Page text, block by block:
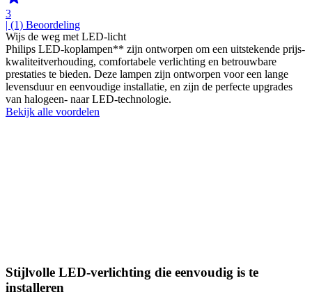
3
| (1) Beoordeling
Wijs de weg met LED-licht
Philips LED-koplampen** zijn ontworpen om een uitstekende prijs-
kwaliteitverhouding, comfortabele verlichting en betrouwbare
prestaties te bieden. Deze lampen zijn ontworpen voor een lange
levensduur en eenvoudige installatie, en zijn de perfecte upgrades
van halogeen- naar LED-technologie.
Bekijk alle voordelen
Stijlvolle LED-verlichting die eenvoudig is te
installeren